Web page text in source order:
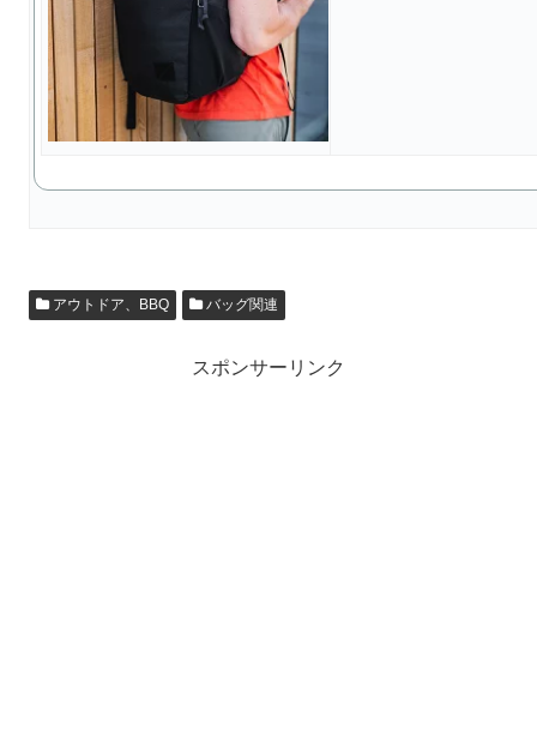
アウトドア、BBQ バッグ関連
スポンサーリンク